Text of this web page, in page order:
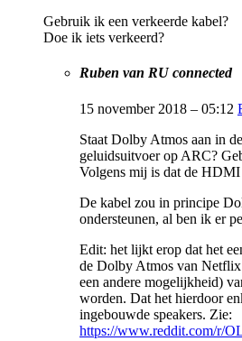
Gebruik ik een verkeerde kabel?
Doe ik iets verkeerd?
Ruben van RU connected
15 november 2018 – 05:12
Staat Dolby Atmos aan in
geluidsuitvoer op ARC?
Volgens mij is dat de
De kabel zou in principe
ondersteunen, al ben ik er
Edit: het lijkt erop dat het
de Dolby Atmos van
een andere mogelijkheid)
worden. Dat het hierdoor
ingebouwde speakers. Zie:
https://www.reddit.com/r/